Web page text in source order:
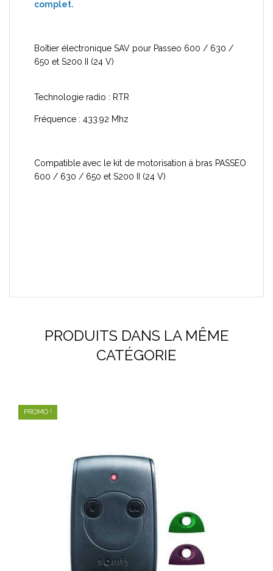
complet.
Boîtier électronique SAV pour Passeo 600 / 630 /
650 et S200 II (24 V)
Technologie radio : RTR
Fréquence : 433.92 Mhz
Compatible avec le kit de motorisation à bras PASSEO
600 / 630 / 650 et S200 II (24 V)
PRODUITS DANS LA MÊME
CATÉGORIE
PROMO !